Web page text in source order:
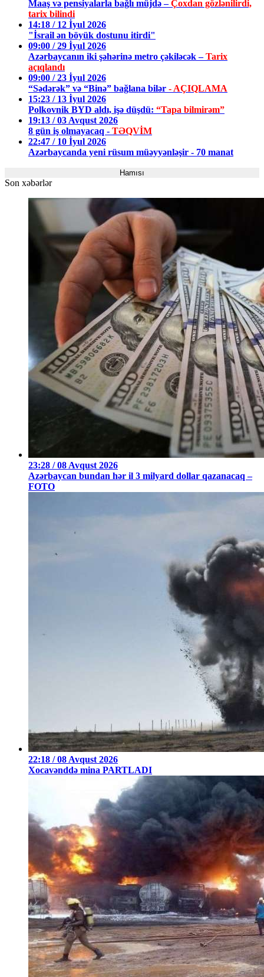
Maaş və pensiyalarla bağlı müjdə –Çoxdan gözlənilirdi,
tarix bilindi
14:18 / 12 İyul 2026
"İsrail ən böyük dostunu itirdi"
09:00 / 29 İyul 2026
Azərbaycanın iki şəhərinə metro çəkiləcək –Tarix
açıqlandı
09:00 / 23 İyul 2026
“Sədərək” və “Binə” bağlana bilər - AÇIQLAMA
15:23 / 13 İyul 2026
Polkovnik BYD aldı, işə düşdü: “Tapa bilmirəm”
19:13 / 03 Avqust 2026
8 gün iş olmayacaq - TƏQVİM
22:47 / 10 İyul 2026
Azərbaycanda yeni rüsum müəyyənləşir - 70 manat
Hamısı
Son xəbərlər
23:28 / 08 Avqust 2026
Azərbaycan bundan hər il 3 milyard dollar qazanacaq –
FOTO
22:18 / 08 Avqust 2026
Xocavənddə mina PARTLADI